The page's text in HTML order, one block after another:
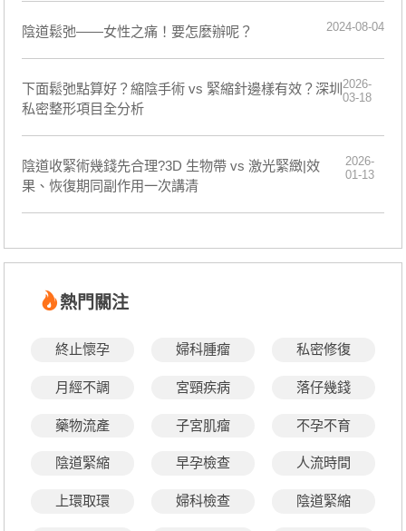
陰道鬆弛——女性之痛！要怎麼辦呢？ 2024-08-04
下面鬆弛點算好？縮陰手術 vs 緊縮針邊樣有效？深圳
私密整形項目全分析
2026-
03-18
陰道收緊術幾錢先合理?3D 生物帶 vs 激光緊緻|效
果、恢復期同副作用一次講清
2026-
01-13
熱門關注
終止懷孕 婦科腫瘤 私密修復
月經不調 宮頸疾病 落仔幾錢
藥物流產 子宮肌瘤 不孕不育
陰道緊縮 早孕檢查 人流時間
上環取環 婦科檢查 陰道緊縮